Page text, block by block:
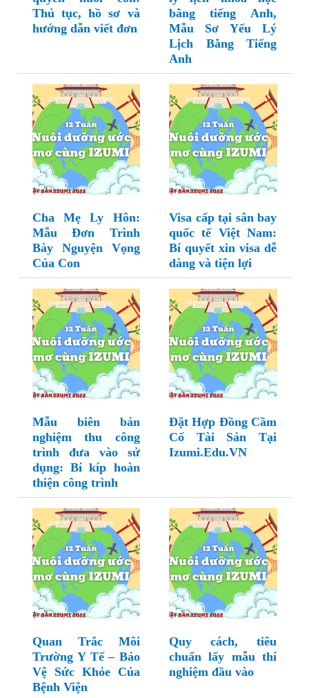
Thủ tục, hồ sơ và
hướng dẫn viết đơn
bằng tiếng Anh,
Mẫu Sơ Yếu Lý
Lịch Bằng Tiếng
Anh
Cha Mẹ Ly Hôn:
Mẫu Đơn Trình
Bày Nguyện Vọng
Của Con
Visa cấp tại sân bay
quốc tế Việt Nam:
Bí quyết xin visa dễ
dàng và tiện lợi
Mẫu biên bản
nghiệm thu công
trình đưa vào sử
dụng: Bí kíp hoàn
thiện công trình
Đặt Hợp Đồng Cầm
Cố Tài Sản Tại
Izumi.Edu.VN
Quan Trắc Môi
Trường Y Tế – Bảo
Vệ Sức Khỏe Của
Bệnh Viện
Quy cách, tiêu
chuẩn lấy mẫu thí
nghiệm đầu vào